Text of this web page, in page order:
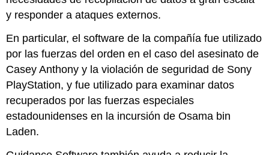
y responder a ataques externos.
En particular, el software de la compañía fue utilizado
por las fuerzas del orden en el caso del asesinato de
Casey Anthony y la violación de seguridad de Sony
PlayStation, y fue utilizado para examinar datos
recuperados por las fuerzas especiales
estadounidenses en la incursión de Osama bin
Laden.